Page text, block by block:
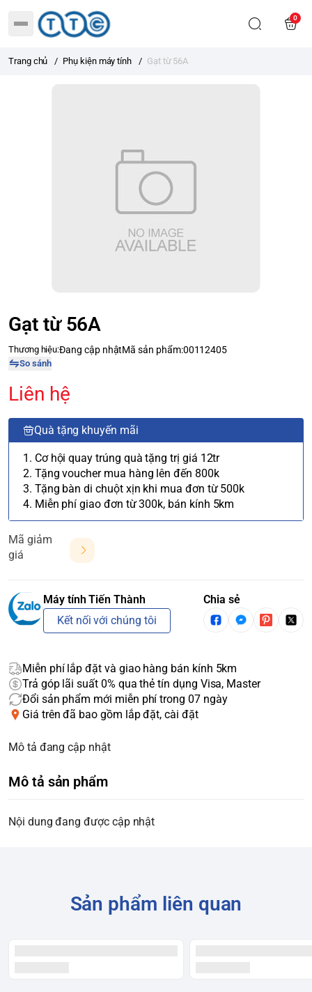
0
Trang chủ / Phụ kiện máy tính / Gạt từ 56A
Gạt từ 56A
Thương hiệu:Đang cập nhậtMã sản phẩm:00112405
So sánh
Liên hệ
Quà tặng khuyến mãi
1. Cơ hội quay trúng quà tặng trị giá 12tr
2. Tặng voucher mua hàng lên đến 800k
3. Tặng bàn di chuột xịn khi mua đơn từ 500k
4. Miễn phí giao đơn từ 300k, bán kính 5km
Mã giảm
giá
Máy tính Tiến Thành
Kết nối với chúng tôi
Chia sẻ
Miễn phí lắp đặt và giao hàng bán kính 5km
Trả góp lãi suất 0% qua thẻ tín dụng Visa, Master
Đổi sản phẩm mới miễn phí trong 07 ngày
Giá trên đã bao gồm lắp đặt, cài đặt
Mô tả đang cập nhật
Mô tả sản phẩm
Nội dung đang được cập nhật
Sản phẩm liên quan